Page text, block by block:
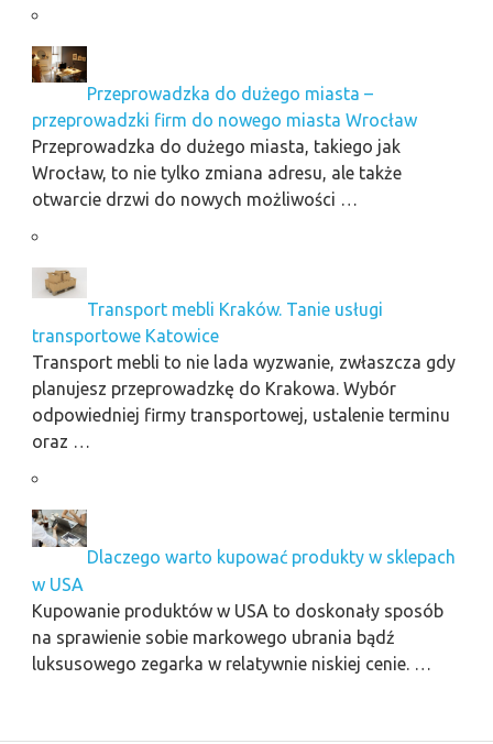
Przeprowadzka do dużego miasta –
przeprowadzki firm do nowego miasta Wrocław
Przeprowadzka do dużego miasta, takiego jak
Wrocław, to nie tylko zmiana adresu, ale także
otwarcie drzwi do nowych możliwości …
Transport mebli Kraków. Tanie usługi
transportowe Katowice
Transport mebli to nie lada wyzwanie, zwłaszcza gdy
planujesz przeprowadzkę do Krakowa. Wybór
odpowiedniej firmy transportowej, ustalenie terminu
oraz …
Dlaczego warto kupować produkty w sklepach
w USA
Kupowanie produktów w USA to doskonały sposób
na sprawienie sobie markowego ubrania bądź
luksusowego zegarka w relatywnie niskiej cenie. …